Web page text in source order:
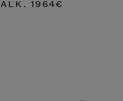
ALK.1964€